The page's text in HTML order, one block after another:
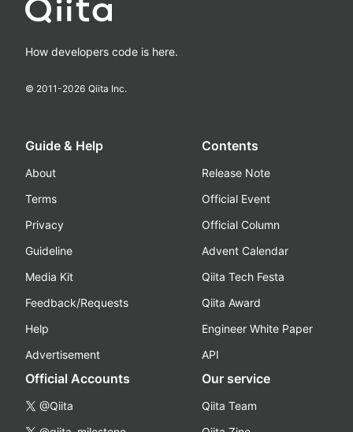
How developers code is here.
© 2011-2026 Qiita Inc.
Guide & Help
About
Terms
Privacy
Guideline
Media Kit
Feedback/Requests
Help
Advertisement
Contents
Release Note
Official Event
Official Column
Advent Calendar
Qiita Tech Festa
Qiita Award
Engineer White Paper
API
Official Accounts
@Qiita
Our service
Qiita Team